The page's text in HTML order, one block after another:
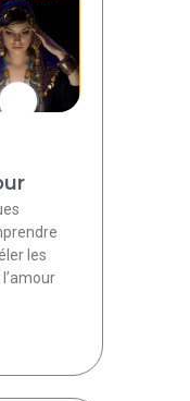
les